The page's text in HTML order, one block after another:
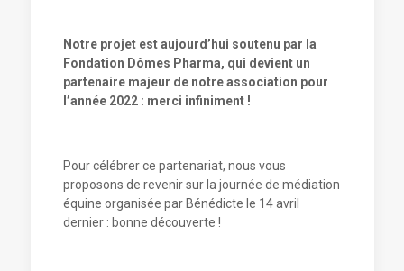
Notre projet est aujourd’hui soutenu par la
Fondation Dômes Pharma, qui devient un
partenaire majeur de notre association pour
l’année 2022 : merci infiniment !
Pour célébrer ce partenariat, nous vous
proposons de revenir sur la journée de médiation
équine organisée par Bénédicte le 14 avril
dernier : bonne découverte !